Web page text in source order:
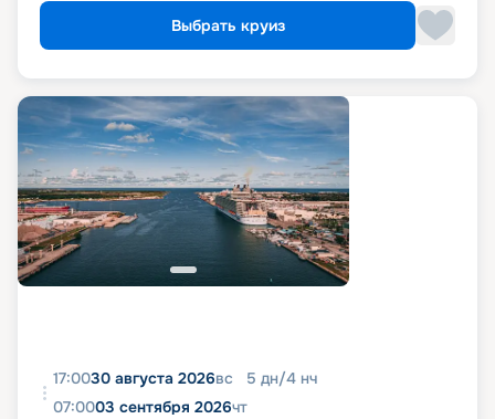
Выбрать круиз
17:0030 августа 2026вс 5 дн/4 нч
07:0003 сентября 2026чт